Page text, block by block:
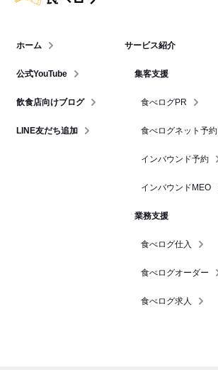
ホーム
公式YouTube
飲食店向けブログ
LINE友だち追加
サービス紹介
集客支援
食べログPR
食べログネット予約
インバウンド予約
インバウンドMEO
業務支援
食べログ仕入
食べログオーダー
食べログ求人